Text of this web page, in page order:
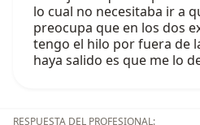
lo cual no necesitaba ir a
preocupa que en los dos
tengo el hilo por fuera de
haya salido es que me lo
RESPUESTA DEL PROFESIONAL: